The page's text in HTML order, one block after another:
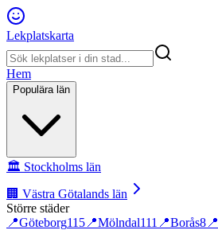
Lekplatskarta
Hem
Populära län
🏛️ Stockholms län
🏢 Västra Götalands län
Större städer
📍Göteborg115 📍Mölndal111 📍Borås8 📍